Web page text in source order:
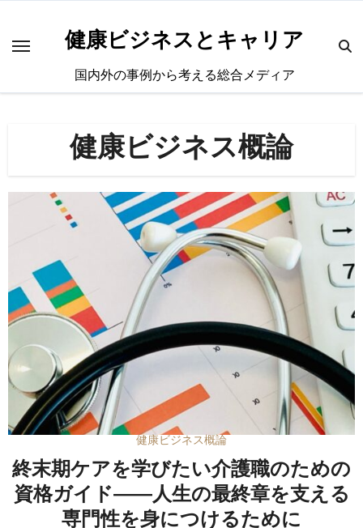
健康ビジネスとキャリア
国内外の事例から考える総合メディア
健康ビジネス概論
健康ビジネス概論
終末期ケアを学びたい介護職のための
資格ガイド――人生の最終章を支える
専門性を身につけるために